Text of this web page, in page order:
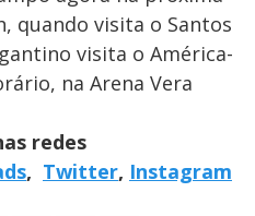
quando visita o Santos
visita o América-
na Arena Vera
redes
, Twitter, Instagram